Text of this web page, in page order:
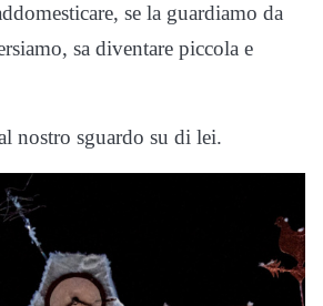
se la guardiamo da
sa diventare piccola e
nostro sguardo su di lei.